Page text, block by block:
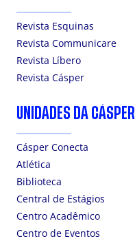
Revista Esquinas
Revista Communicare
Revista Líbero
Revista Cásper
UNIDADES DA CÁSPER
Cásper Conecta
Atlética
Biblioteca
Central de Estágios
Centro Acadêmico
Centro de Eventos